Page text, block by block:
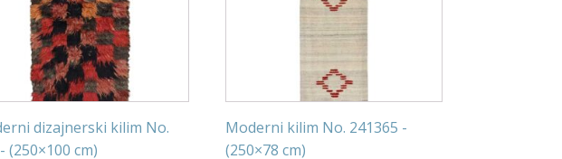
dizajnerski kilim No.
(250×100 cm)
Moderni kilim No. 241365 -
(250×78 cm)